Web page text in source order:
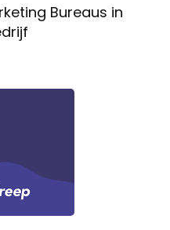
Bureaus in